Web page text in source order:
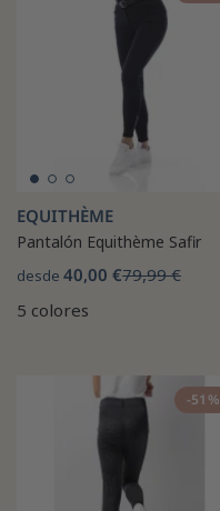
EQUITHÈME
Pantalón Equithème Safir
desde 40,00 €79,99 €
5 colores
-51%